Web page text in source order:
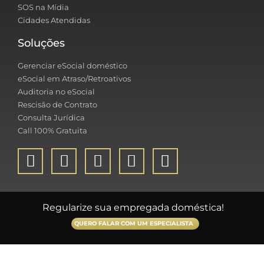
SOS na Mídia
Cidades Atendidas
Soluções
Gerenciar eSocial doméstico
eSocial em Atraso/Retroativos
Auditoria no eSocial
Rescisão de Contrato
Consulta Jurídica
Call 100% Gratuita
Regularize sua empregada doméstica!
QUERO FALAR COM UM ESPECIALISTA